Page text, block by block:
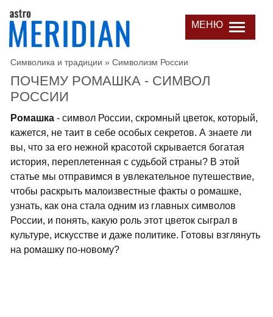
МЕНЮ
Символика и традиции » Символизм России
ПОЧЕМУ РОМАШКА - СИМВОЛ
РОССИИ
Ромашка - символ России, скромный цветок, который,
кажется, не таит в себе особых секретов. А знаете ли
вы, что за его нежной красотой скрывается богатая
история, переплетенная с судьбой страны? В этой
статье мы отправимся в увлекательное путешествие,
чтобы раскрыть малоизвестные факты о ромашке,
узнать, как она стала одним из главных символов
России, и понять, какую роль этот цветок сыграл в
культуре, искусстве и даже политике. Готовы взглянуть
на ромашку по-новому?